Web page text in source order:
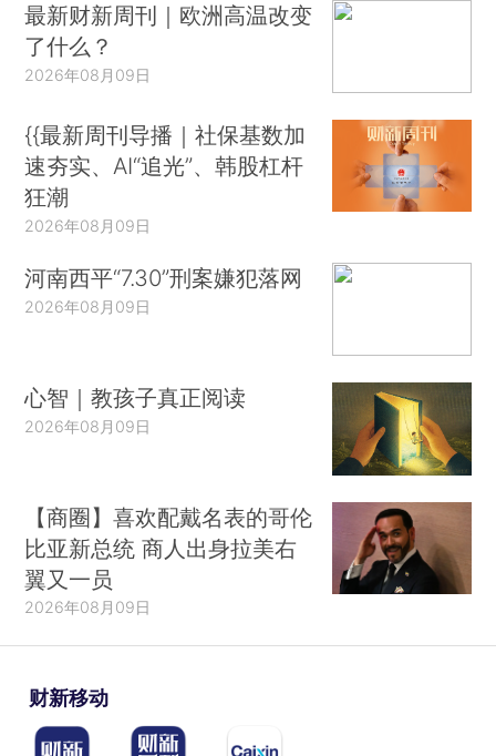
最新财新周刊｜欧洲高温改变
了什么？
2026年08月09日
{{最新周刊导播｜社保基数加
速夯实、AI“追光”、韩股杠杆
狂潮
2026年08月09日
河南西平“7.30”刑案嫌犯落网
2026年08月09日
心智｜教孩子真正阅读
2026年08月09日
【商圈】喜欢配戴名表的哥伦
比亚新总统 商人出身拉美右
翼又一员
2026年08月09日
财新移动